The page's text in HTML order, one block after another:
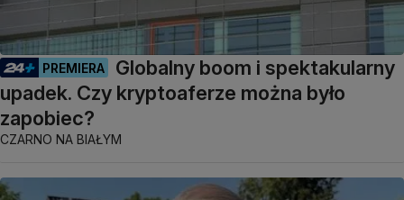
PREMIERA
Globalny boom i spektakularny
upadek. Czy kryptoaferze można było
zapobiec?
CZARNO NA BIAŁYM